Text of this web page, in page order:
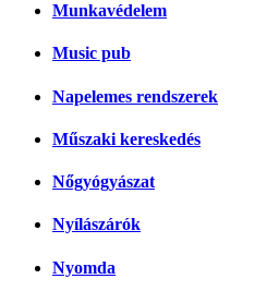
Munkavédelem
Music pub
Napelemes rendszerek
Műszaki kereskedés
Nőgyógyászat
Nyílászárók
Nyomda